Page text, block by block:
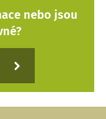
nebo jsou